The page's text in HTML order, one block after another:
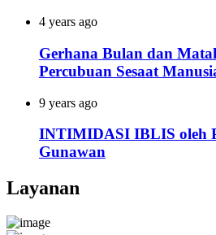
4 years ago
Gerhana Bulan dan
Percubuan Sesaat
9 years ago
INTIMIDASI IBLIS oleh
Gunawan
Layanan